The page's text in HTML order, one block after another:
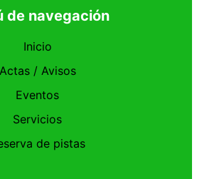
de navegación
Inicio
Actas / Avisos
Eventos
Servicios
de pistas